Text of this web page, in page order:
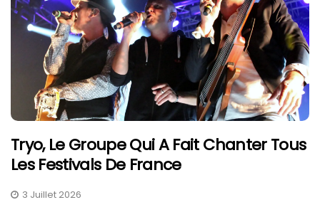
Tryo, Le Groupe Qui A Fait Chanter Tous
Les Festivals De France
3 Juillet 2026